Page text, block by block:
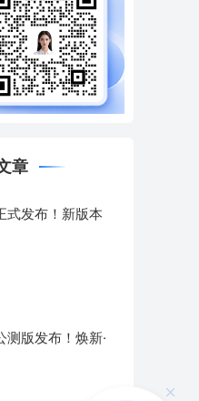
章
式发布！新版本
测版发布！焕新·